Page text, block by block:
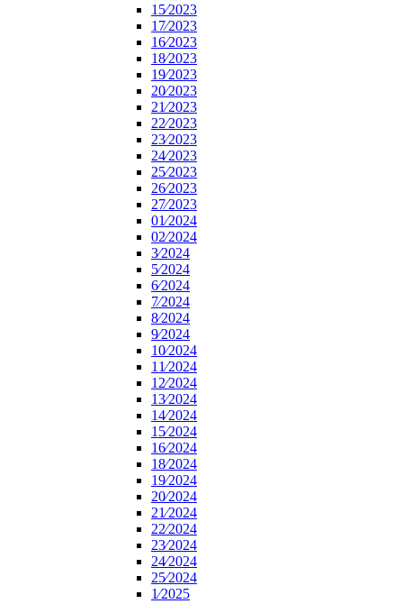
15⁄2023
17⁄2023
16⁄2023
18⁄2023
19⁄2023
20⁄2023
21⁄2023
22⁄2023
23⁄2023
24⁄2023
25⁄2023
26⁄2023
27⁄2023
01⁄2024
02⁄2024
3⁄2024
5⁄2024
6⁄2024
7⁄2024
8⁄2024
9⁄2024
10⁄2024
11⁄2024
12⁄2024
13⁄2024
14⁄2024
15⁄2024
16⁄2024
18⁄2024
19⁄2024
20⁄2024
21⁄2024
22⁄2024
23⁄2024
24⁄2024
25⁄2024
1⁄2025